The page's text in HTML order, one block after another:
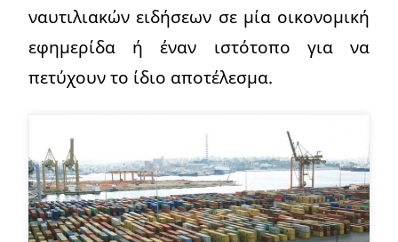
ναυτιλιακών ειδήσεων σε μία οικονομική
εφημερίδα ή έναν ιστότοπο για να
πετύχουν το ίδιο αποτέλεσμα.